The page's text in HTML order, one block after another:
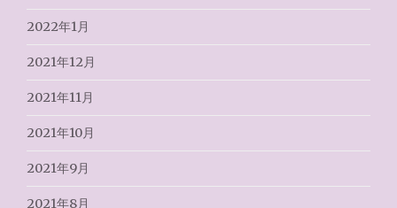
2022年1月
2021年12月
2021年11月
2021年10月
2021年9月
2021年8月